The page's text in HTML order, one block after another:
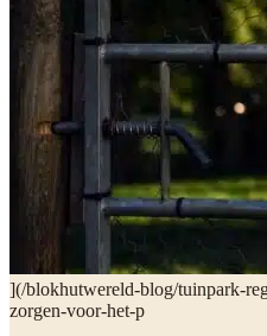
](/blokhutwereld-blog/tuinpark-
zorgen-voor-het-p